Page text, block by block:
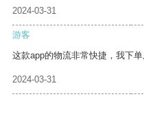
2024-03-31
游客
这款app的物流非常快捷，我下单
2024-03-31